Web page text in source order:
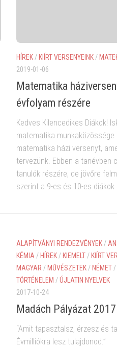
HÍREK / KIÍRT VERSENYEINK /
2019-01-06
Matematika
évfolyam részére
Kedves Kilencedikes Diákok!
matematika munkaközössége
matematika házi versenyt,
tervezünk. Ebben a tanévben
tanulók részére, de jövőre
szerint a 9-es és 10-es diákok
ALAPÍTVÁNYI RENDEZVÉNYEK /
KÉMIA / HÍREK / KIEMELT / KIÍRT
MAGYAR / MŰVÉSZETEK / NÉMET /
TÖRTÉNELEM /ÚJLATIN NYELVEK
2017-10-24
Madách Pályázat 2017
“Amit tapasztalsz, érzesz és
Évmilliókra lesz tulajdonod.”